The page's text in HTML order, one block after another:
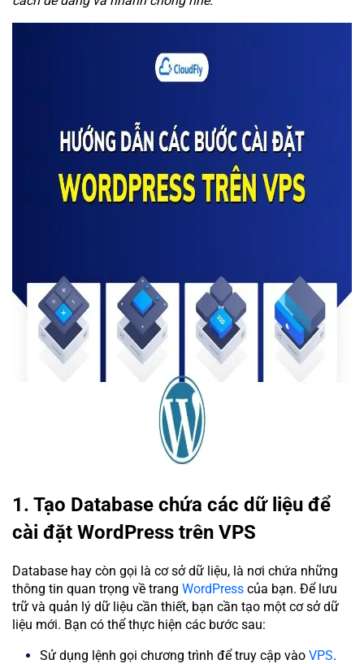
1. Tạo Database chứa các dữ liệu để
cài đặt WordPress trên VPS
Database hay còn gọi là cơ sở dữ liệu, là nơi chứa những
thông tin quan trọng về trang WordPress của bạn. Để lưu
trữ và quản lý dữ liệu cần thiết, bạn cần tạo một cơ sở dữ
liệu mới. Bạn có thể thực hiện các bước sau:
Sử dụng lệnh gọi chương trình để truy cập vào VPS.